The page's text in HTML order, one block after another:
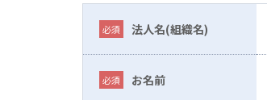
法人名(組織名)
お名前